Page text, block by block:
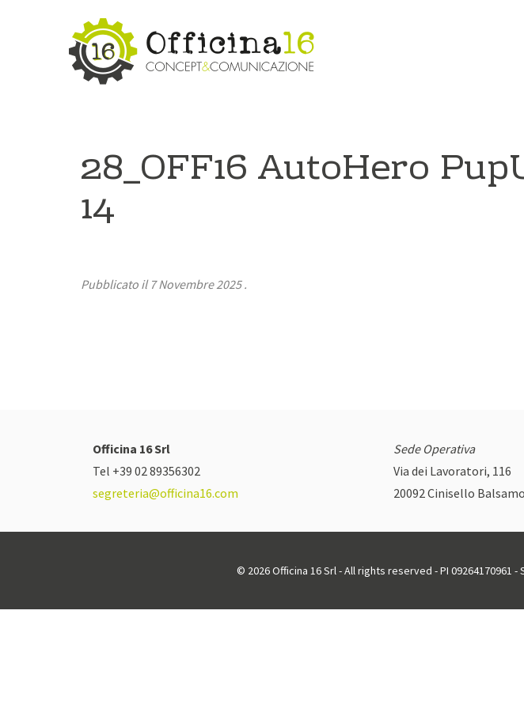
28_OFF16 AutoHero
14
Pubblicato il 7 Novembre 2025.
Officina 16 Srl
Tel +39 02 89356302
segreteria@officina16.com
Sede Operativa
Via dei Lavoratori, 116
20092 Cinisello
© 2026 Officina 16 Srl - All rights reserved - PI 09264170961